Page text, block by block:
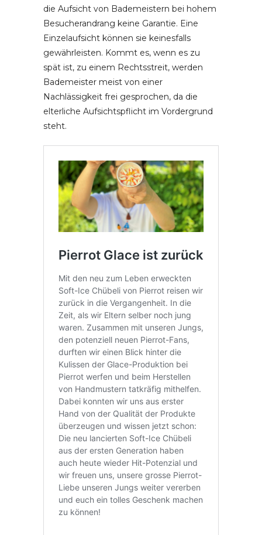
die Aufsicht von Bademeistern bei hohem
Besucherandrang keine Garantie. Eine
Einzelaufsicht können sie keinesfalls
gewährleisten. Kommt es, wenn es zu
spät ist, zu einem Rechtsstreit, werden
Bademeister meist von einer
Nachlässigkeit frei gesprochen, da die
elterliche Aufsichtspflicht im Vordergrund
steht.